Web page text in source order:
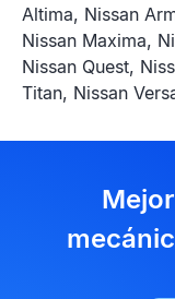
Altima, Nissan
Nissan Maxima,
Nissan Quest,
Titan, Nissan